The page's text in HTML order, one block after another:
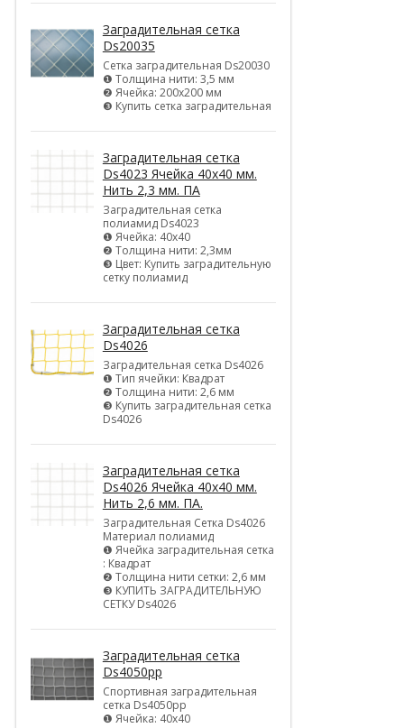
Заградительная сетка
Ds20035
Сетка заградительная Ds20030
❶ Толщина нити: 3,5 мм
❷ Ячейка: 200х200 мм
❸ Купить сетка заградительная
Заградительная сетка
Ds4023 Ячейка 40х40 мм.
Нить 2,3 мм. ПА
Заградительная сетка
полиамид Ds4023
❶ Ячейка: 40х40
❷ Толщина нити: 2,3мм
❸ Цвет: Купить заградительную
сетку полиамид
Заградительная сетка
Ds4026
Заградительная сетка Ds4026
❶ Тип ячейки: Квадрат
❷ Толщина нити: 2,6 мм
❸ Купить заградительная сетка
Ds4026
Заградительная сетка
Ds4026 Ячейка 40х40 мм.
Нить 2,6 мм. ПА.
Заградительная Сетка Ds4026
Материал полиамид
❶ Ячейка заградительная сетка
: Квадрат
❷ Толщина нити сетки: 2,6 мм
❸ КУПИТЬ ЗАГРАДИТЕЛЬНУЮ
СЕТКУ Ds4026
Заградительная сетка
Ds4050pp
Спортивная заградительная
сетка Ds4050pp
❶ Ячейка: 40х40